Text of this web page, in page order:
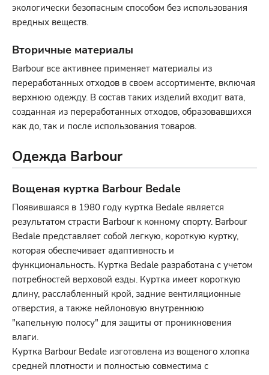
экологически безопасным способом без использования
вредных веществ.
Вторичные материалы
Barbour все активнее применяет материалы из
переработанных отходов в своем ассортименте, включая
верхнюю одежду. В состав таких изделий входит вата,
созданная из переработанных отходов, образовавшихся
как до, так и после использования товаров.
Одежда Barbour
Вощеная куртка Barbour Bedale
Появившаяся в 1980 году куртка Bedale является
результатом страсти Barbour к конному спорту. Barbour
Bedale представляет собой легкую, короткую куртку,
которая обеспечивает адаптивность и
функциональность. Куртка Bedale разработана с учетом
потребностей верховой езды. Куртка имеет короткую
длину, расслабленный крой, задние вентиляционные
отверстия, а также нейлоновую внутреннюю
"капельную полосу" для защиты от проникновения
влаги.
Куртка Barbour Bedale изготовлена из вощеного хлопка
средней плотности и полностью совместима с